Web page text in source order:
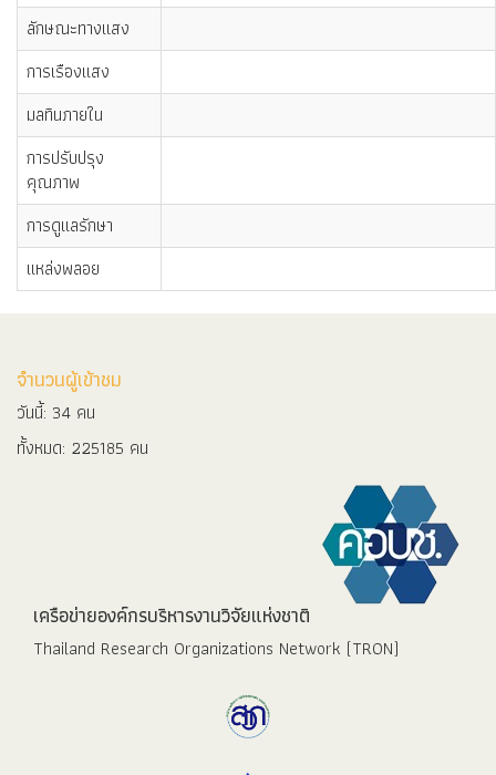
ลักษณะทางแสง
การเรืองแสง
มลทินภายใน
การปรับปรุง
คุณภาพ
การดูแลรักษา
แหล่งพลอย
จำนวนผู้เข้าชม
วันนี้: 34 คน
ทั้งหมด: 225185 คน
เครือข่ายองค์กรบริหารงานวิจัยแห่งชาติ
Thailand Research Organizations Network (TRON)